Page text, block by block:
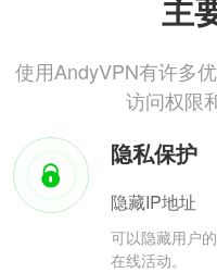
主
使用AndyVPN有许多
访问权限
隐私保护
隐藏IP地址
可以隐藏用户
在线活动。